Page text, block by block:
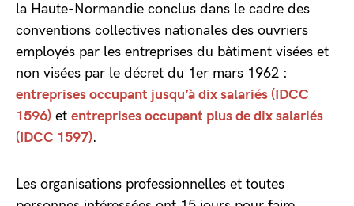
la Haute-Normandie conclus dans le cadre des
conventions collectives nationales des ouvriers
employés par les entreprises du bâtiment visées et
non visées par le décret du 1er mars 1962 :
entreprises occupant jusqu’à dix salariés (IDCC
1596) et entreprises occupant plus de dix salariés
(IDCC 1597).
Les organisations professionnelles et toutes